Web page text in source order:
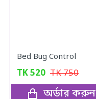
Bed Bug Control
TK520 TK750
অর্ডার করুন